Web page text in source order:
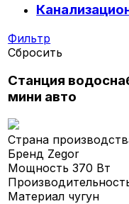
Фильтр
Сбросить
Станция
мини авто
Страна
Бренд Zegor
Мощность370 Вт
Материал чугун